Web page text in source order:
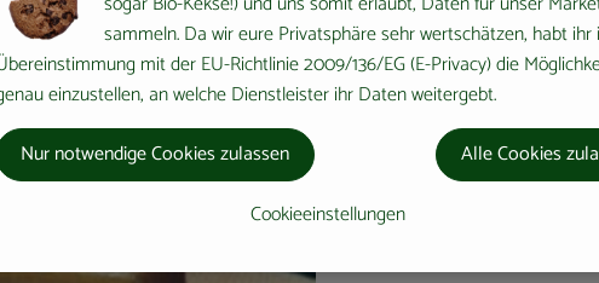
in der ursprünglichen Landwirtschaft
Es ist muskulös, fettarm und kann
sammeln. Da wir eure Privatsphäre sehr wertschätzen, habt ihr
mit der EU-Richtlinie 2009/136/EG (E-Privacy) die
einzustellen, an welche Dienstleister ihr Daten weitergebt.
Cookieeinstellungen
Nur notwendige Cookies zulassen Alle Cookies